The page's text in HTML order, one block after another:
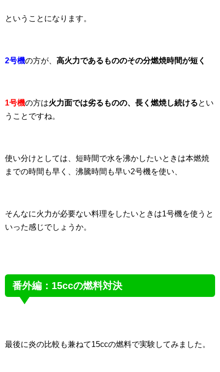
ということになります。
2号機の方が、 高火力であるもののその分燃焼時間が短く
1号機の方は火力面では劣るものの、長く燃焼し続けるとい
うことですね。
使い分けとしては、短時間で水を沸かしたいときは本燃焼
までの時間も早く、沸騰時間も早い2号機を使い、
そんなに火力が必要ない料理をしたいときは1号機を使うと
いった感じでしょうか。
番外編：15ccの燃料対決
最後に炎の比較も兼ねて15ccの燃料で実験してみました。